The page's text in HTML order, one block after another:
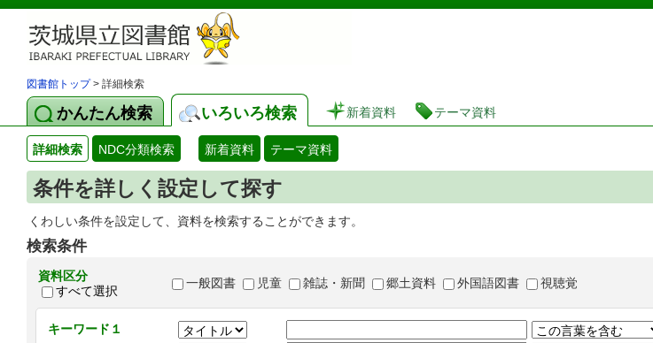
茨城県立図書館 蔵書検索・予約システム
図書館トップ> 詳細検索
かんたん検索 いろいろ検索 新着資料 テーマ資料
詳細検索 NDC分類検索 新着資料 テーマ資料
条件を詳しく設定して探す
くわしい条件を設定して、資料を検索することができます。
検索条件
資料区分
すべて選択
一般図書 児童 雑誌・新聞 郷土資料 外国語図書 視聴覚
キーワード１